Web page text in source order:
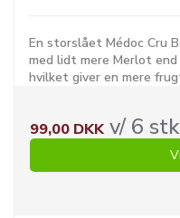
En storslået Médoc Cru
med lidt mere Merlot
hvilket giver en mere
99,00 DKKv/ 6